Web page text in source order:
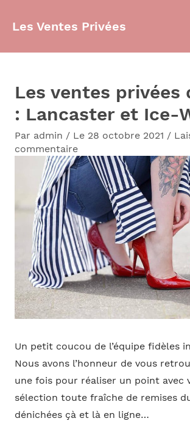
Les Ventes Privées
Les ventes privées
: Lancaster et Ice-
Par admin / Le 28 octobre 2021 /
commentaire
Un petit coucou de l’équipe fidèles
Nous avons l’honneur de vous
une fois pour réaliser un point avec
sélection toute fraîche de remises
dénichées çà et là en ligne…